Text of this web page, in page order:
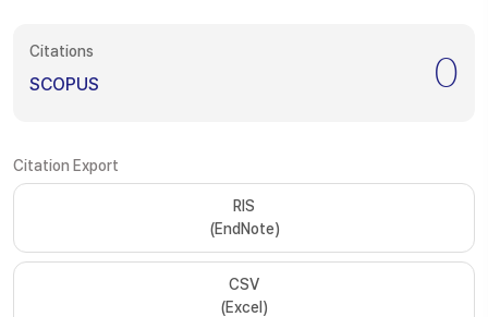
Citations
SCOPUS 0
Citation Export
RIS
(EndNote)
CSV
(Excel)